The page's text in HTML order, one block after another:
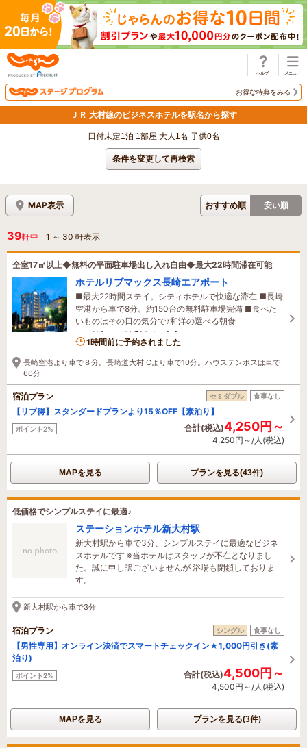
お得な特典をみる
ＪＲ 大村線のビジネスホテルを駅名から探す
日付未定1泊 1部屋 大人1名 子供0名
条件を変更して再検索
MAP表示 おすすめ順 安い順
39軒中 1 ～ 30 軒表示
全室17㎡以上◆無料の平面駐車場出し入れ自由◆最大22時間滞在可能
ホテルリブマックス長崎エアポート
■最大22時間ステイ。シティホテルで快適な滞在 ■長崎
空港から車で8分。約150台の無料駐車場完備 ■食べた
いものはその日の気分で♪和洋の選べる朝食
1名がこの宿を見ています
1時間前に予約されました
長崎空港より車で８分。長崎道大村ICより車で10分。ハウステンボスは車で
60分
宿泊プラン セミダブル 食事なし
【リブ得】スタンダードプランより15％OFF【素泊り】
ポイント2% 合計(税込)4,250円～
4,250円～/人(税込)
MAPを見る プランを見る(43件)
低価格でシンプルステイに最適♪
ステーションホテル新大村駅
新大村駅から車で3分、シンプルステイに最適なビジネ
スホテルです ※当ホテルはスタッフが不在となりまし
た。誠に申し訳ございませんが 浴場も閉鎖しておりま
す。
新大村駅から車で3分
宿泊プラン シングル 食事なし
【男性専用】オンライン決済でスマートチェックイン★1,000円引き(素
泊り)
ポイント2% 合計(税込)4,500円～
4,500円～/人(税込)
MAPを見る プランを見る(3件)